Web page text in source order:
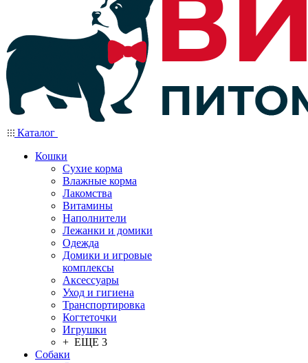
Каталог
Кошки
Сухие корма
Влажные корма
Лакомства
Витамины
Наполнители
Лежанки и домики
Одежда
Домики и игровые
комплексы
Аксессуары
Уход и гигиена
Транспортировка
Когтеточки
Игрушки
+ ЕЩЕ 3
Собаки